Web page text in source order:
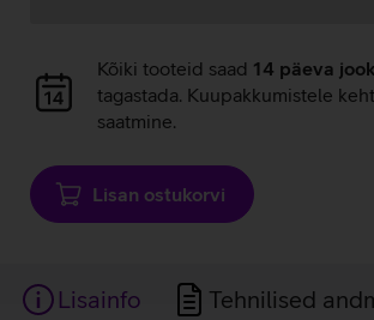
Andmete
laadimine
Kõiki tooteid saad 14 päeva
tagastada. Kuupakkumistele
saatmine.
Lisan ostukorvi
Lisainfo Tehnilised